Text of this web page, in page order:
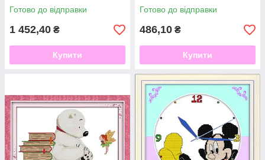
Готово до відправки
1 452,40 ₴
Купити
тканині 14ст
Готово до відправки
486,10 ₴
Купити